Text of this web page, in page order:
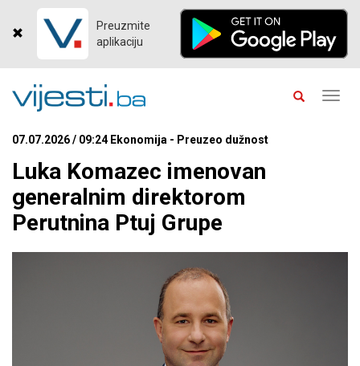
Preuzmite
aplikaciju
07.07.2026 / 09:24 Ekonomija - Preuzeo dužnost
Luka Komazec imenovan
generalnim direktorom
Perutnina Ptuj Grupe